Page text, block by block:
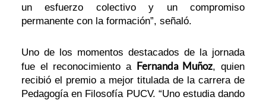
un esfuerzo colectivo y un compromiso
permanente con la formación”, señaló.
Uno de los momentos destacados de la jornada
fue el reconocimiento a Fernanda Muñoz, quien
recibió el premio a mejor titulada de la carrera de
Pedagogía en Filosofía PUCV. “Uno estudia dando